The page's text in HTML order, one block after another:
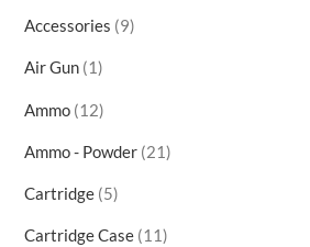
Accessories 99
Air Gun 11
Ammo 1212
Ammo - Powder 2121
Cartridge 55
Cartridge Case 1111